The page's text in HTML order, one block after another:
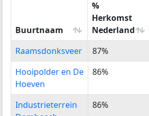
Buurtnaam
%
Herkomst
Nederland
Buurtnaam
%
Herkomst
Nederland
Raamsdonksveer 87%
Hooipolder en De
Hoeven
86%
Industrieterrein
86%